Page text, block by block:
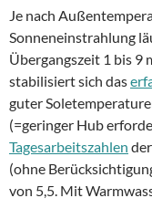
Je nach
Sonneneinstrahlung
Übergangszeit 1 bis 9
stabilisiert sich das
guter
(=geringer Hub
Tagesarbeitszahlen
(ohne
von 5,5. Mit